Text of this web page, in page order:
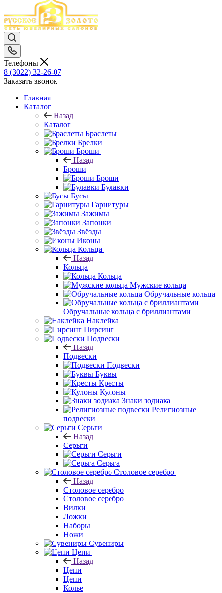
Телефоны
8 (3022) 32-26-07
Заказать звонок
Главная
Каталог
Назад
Каталог
Браслеты
Брелки
Броши
Назад
Броши
Броши
Булавки
Бусы
Гарнитуры
Зажимы
Запонки
Звёзды
Иконы
Кольца
Назад
Кольца
Кольца
Мужские кольца
Обручальные кольца
Обручальные кольца с бриллиантами
Наклейка
Пирсинг
Подвески
Назад
Подвески
Подвески
Буквы
Кресты
Кулоны
Знаки зодиака
Религиозные
подвески
Серьги
Назад
Серьги
Серьги
Серьга
Столовое серебро
Назад
Столовое серебро
Столовое серебро
Вилки
Ложки
Наборы
Ножи
Сувениры
Цепи
Назад
Цепи
Цепи
Колье